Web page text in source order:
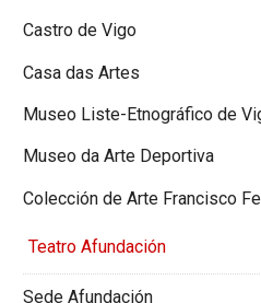
Castro de Vigo
Casa das Artes
Museo Liste-Etnográfico de
Museo da Arte Deportiva
Colección de Arte Francisco
Teatro Afundación
Sede Afundación